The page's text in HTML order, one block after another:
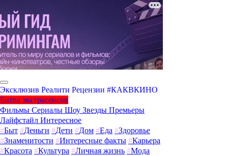
Эксклюзив Реалити Рецензии #КАКВКИНО
Битва экстрасенсов
Фильмы Сериалы Шоу Звезды Премьеры
Лайфстайл Интересное
#Быт #Деньги #Дети #Дом #Еда #Здоровье
#Знаменитости #Интересные факты #Карьера
#Красота #Культура #Личная жизнь #Мода